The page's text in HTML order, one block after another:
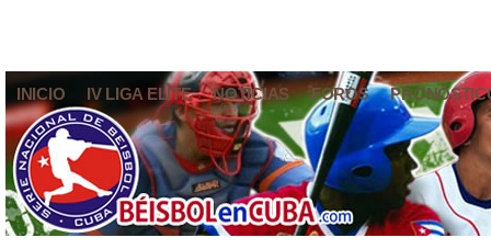
INICIO IV LIGA ELITE NOTICIAS FOROS